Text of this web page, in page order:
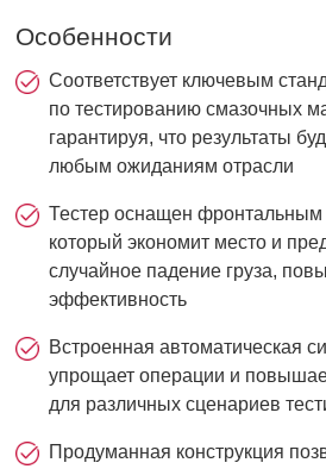
Особенности
Соответствует ключевым
по тестированию смазочных
гарантируя, что результаты
любым ожиданиям отрасли
Тестер оснащен
который экономит место и
случайное падение груза,
эффективность
Встроенная автоматическая
упрощает операции и
для различных сценариев
Продуманная конструкция